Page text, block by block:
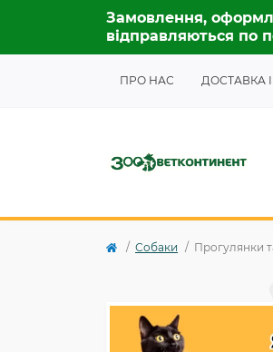
Замовлення,
відправляються по
ПРО НАС ДОСТАВКА
Собаки Прогулянки